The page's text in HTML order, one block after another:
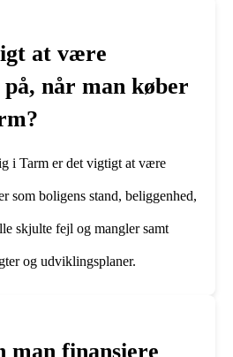
at være
når man køber
i Tarm er det vigtigt at være
som boligens stand, beliggenhed,
skjulte fejl og mangler samt
og udviklingsplaner.
man finansiere